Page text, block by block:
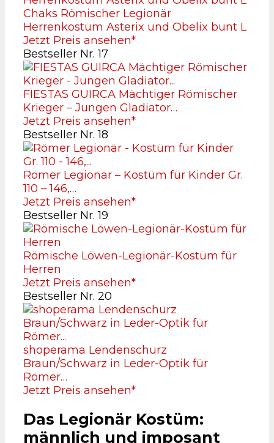
Chaks Römischer Legionär
Herrenkostüm Asterix und Obelix bunt L
Jetzt Preis ansehen*
Bestseller Nr. 17
FIESTAS GUIRCA Mächtiger Römischer
Krieger – Jungen Gladiator…
Jetzt Preis ansehen*
Bestseller Nr. 18
Römer Legionär – Kostüm für Kinder Gr.
110 – 146,…
Jetzt Preis ansehen*
Bestseller Nr. 19
Römische Löwen-Legionär-Kostüm für
Herren
Jetzt Preis ansehen*
Bestseller Nr. 20
shoperama Lendenschurz
Braun/Schwarz in Leder-Optik für
Römer…
Jetzt Preis ansehen*
Das Legionär Kostüm:
männlich und imposant